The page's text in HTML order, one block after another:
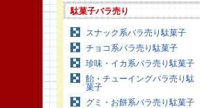
駄菓子バラ売り
スナック系バラ売り駄菓子
チョコ系バラ売り駄菓子
珍味・イカ系バラ売り駄菓子
飴・チューイングバラ売り駄
菓子
グミ・お餅系バラ売り駄菓子